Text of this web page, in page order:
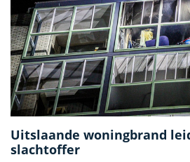
Uitslaande woningbrand
slachtoffer